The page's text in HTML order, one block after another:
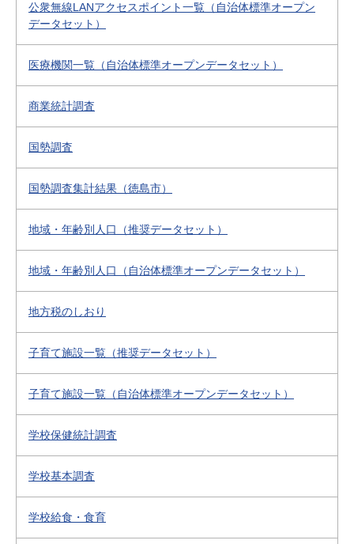
公衆無線LANアクセスポイント一覧（自治体標準オープン
データセット）
医療機関一覧（自治体標準オープンデータセット）
商業統計調査
国勢調査
国勢調査集計結果（徳島市）
地域・年齢別人口（推奨データセット）
地域・年齢別人口（自治体標準オープンデータセット）
地方税のしおり
子育て施設一覧（推奨データセット）
子育て施設一覧（自治体標準オープンデータセット）
学校保健統計調査
学校基本調査
学校給食・食育